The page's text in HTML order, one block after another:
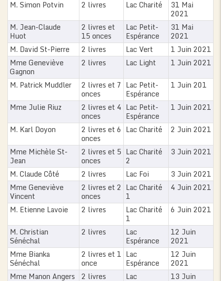
M. Simon Potvin 2 livres Lac Charité 31 Mai
2021
M. Jean-Claude
Huot
2 livres et
15 onces
Lac Petit-
Espérance
31 Mai
2021
M. David St-Pierre
2 livres Lac Vert
1 Juin 2021
Mme Geneviève
Gagnon
2 livres Lac Light
1 Juin 2021
M. Patrick Muddler
2 livres et 7
onces
Lac Petit-
Espérance
1 Juin 201
Mme Julie Riuz
2 livres et 4
onces
Lac Petit-
Espérance
1 Juin 2021
M. Karl Doyon
2 livres et 6
onces
Lac Charité
2 Juin 2021
Mme Michèle St-
Jean
2 livres et 5
onces
Lac Charité
2
3 Juin 2021
M. Claude Côté
2 livres Lac Foi
3 Juin 2021
Mme Geneviève
Vincent
2 livres et 2
onces
Lac Charité
1
4 Juin 2021
M. Etienne Lavoie
2 livres Lac Charité
1
6 Juin 2021
M. Christian
Sénéchal
2 livres Lac
Espérance
12 Juin
2021
Mme Bianka
Sénéchal
2 livres et 1
once
Lac
Espérance
12 Juin
2021
Mme Manon Angers
2 livres Lac 13 Juin